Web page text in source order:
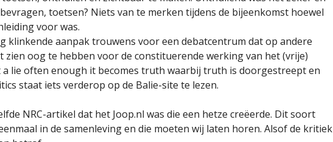
toetsen? Niets van te merken tijdens de bijeenkomst hoewel
voor was.
klinkende aanpak trouwens voor een debatcentrum dat op andere
zien oog te hebben voor de constituerende werking van het (vrije)
lie often enough it becomes truth waarbij truth is doorgestreept en
staat iets verderop op de Balie-site te lezen.
NRC-artikel dat het Joop.nl was die een hetze creëerde. Dit soort
in de samenleving en die moeten wij laten horen. Alsof de kritiek